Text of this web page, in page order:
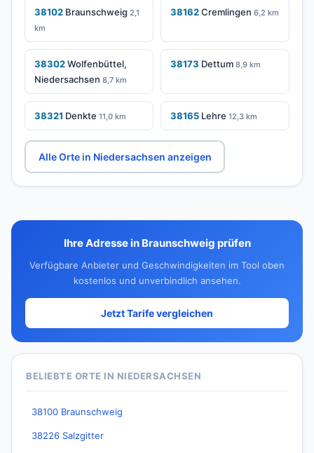
38102 Braunschweig 2,1
km
38162Cremlingen 6,2 km
38302Wolfenbüttel,
Niedersachsen 8,7 km
38173 Dettum 8,9 km
38321 Denkte 11,0 km 38165 Lehre 12,3 km
Alle Orte in Niedersachsen anzeigen
Ihre Adresse in Braunschweig prüfen
Verfügbare Anbieter und Geschwindigkeiten im Tool oben
kostenlos und unverbindlich ansehen.
Jetzt Tarife vergleichen
BELIEBTE ORTE IN NIEDERSACHSEN
38100 Braunschweig
38226 Salzgitter